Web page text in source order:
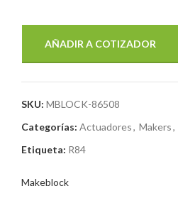
AÑADIR A COTIZADOR
SKU: MBLOCK-86508
Categorías: Actuadores, Makers,
Etiqueta: R84
Makeblock